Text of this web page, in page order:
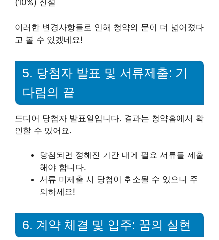
(10%) 신설
이러한 변경사항들로 인해 청약의 문이 더 넓어졌다
고 볼 수 있겠네요!
5. 당첨자 발표 및 서류제출: 기
다림의 끝
드디어 당첨자 발표일입니다. 결과는 청약홈에서 확
인할 수 있어요.
당첨되면 정해진 기간 내에 필요 서류를 제출
해야 합니다.
서류 미제출 시 당첨이 취소될 수 있으니 주
의하세요!
6. 계약 체결 및 입주: 꿈의 실현